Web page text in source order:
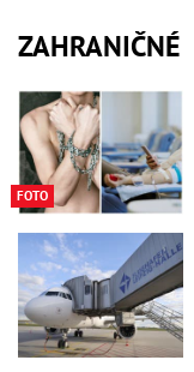
ZAHRANIČNÉ
FOTO